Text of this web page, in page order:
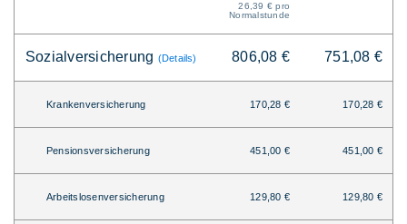
26,39 € pro
Normalstunde
Sozialversicherung (Details) 806,08 € 751,08 €
Krankenversicherung 170,28 € 170,28 €
Pensionsversicherung 451,00 € 451,00 €
Arbeitslosenversicherung 129,80 € 129,80 €